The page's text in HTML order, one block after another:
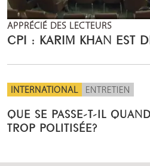
APPRÉCIÉ DES LECTEURS
CPI : KARIM KHAN EST
INTERNATIONAL ENTRETIEN
QUE SE PASSE-T-IL
TROP POLITISÉE?